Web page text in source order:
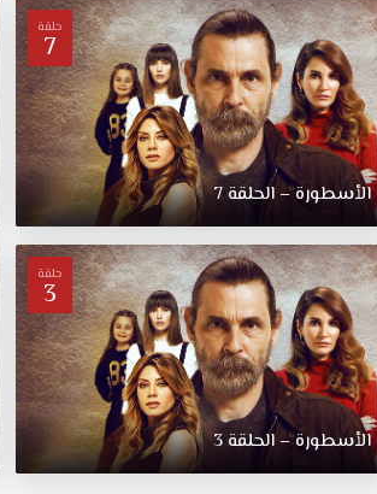
حلقة
7
الأسطورة – الحلقة 7
حلقة
3
الأسطورة – الحلقة 3